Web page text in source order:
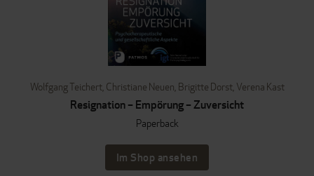
Wolfgang Teichert, Christiane Neuen, Brigitte Dorst, Verena Kast
Resignation – Empörung – Zuversicht
Paperback
Im Shop ansehen